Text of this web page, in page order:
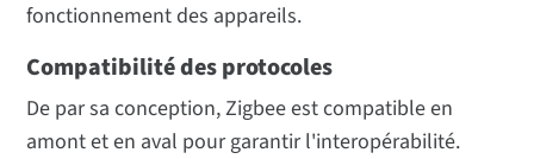
fonctionnement des appareils.
Compatibilité des protocoles
De par sa conception, Zigbee est compatible en
amont et en aval pour garantir l'interopérabilité.